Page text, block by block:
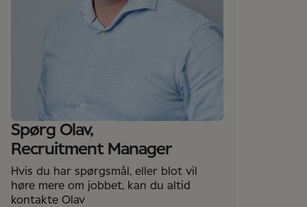
Spørg Olav,
Recruitment Manager
Hvis du har spørgsmål, eller blot vil
høre mere om jobbet, kan du altid
kontakte Olav